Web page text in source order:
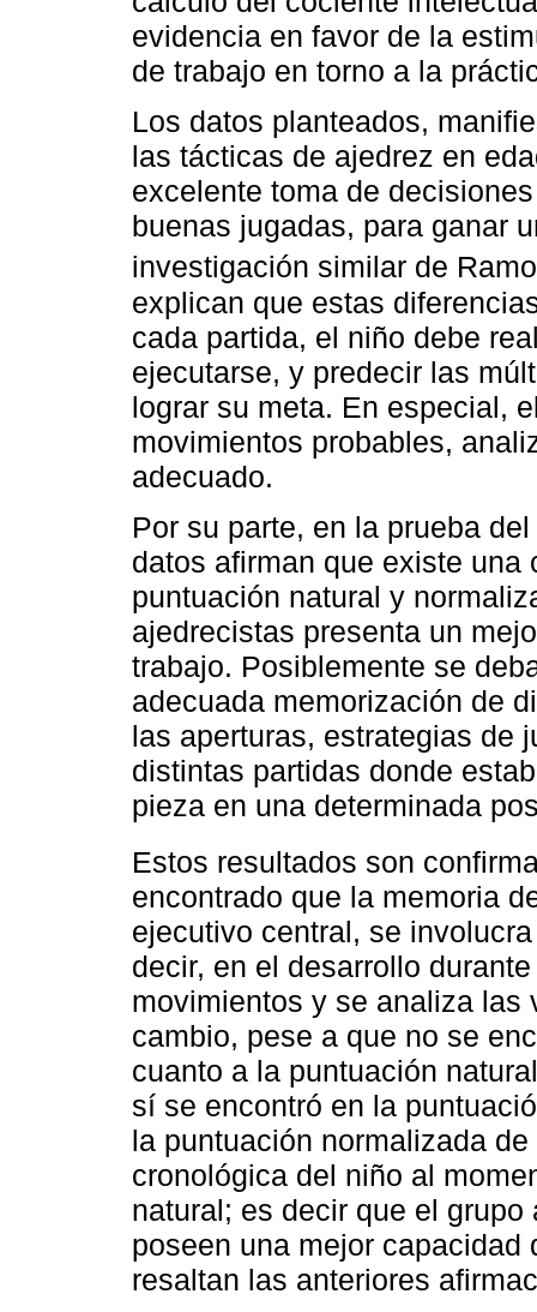
evidencia en favor de la
de trabajo en torno a la
Los datos planteados,
las tácticas de ajedrez en
excelente toma de
buenas jugadas, para ganar
investigación similar de
explican que estas
cada partida, el niño debe
ejecutarse, y predecir las
lograr su meta. En especial,
movimientos probables,
adecuado.
Por su parte, en la prueba
datos afirman que existe
puntuación natural y
ajedrecistas presenta un
trabajo. Posiblemente se
adecuada memorización de
las aperturas, estrategias de
distintas partidas donde
pieza en una determinada
Estos resultados son
encontrado que la memoria
ejecutivo central, se
decir, en el desarrollo
movimientos y se analiza las
cambio, pese a que no se
cuanto a la puntuación
sí se encontró en la
la puntuación normalizada
cronológica del niño al
natural; es decir que el
poseen una mejor capacidad
resaltan las anteriores